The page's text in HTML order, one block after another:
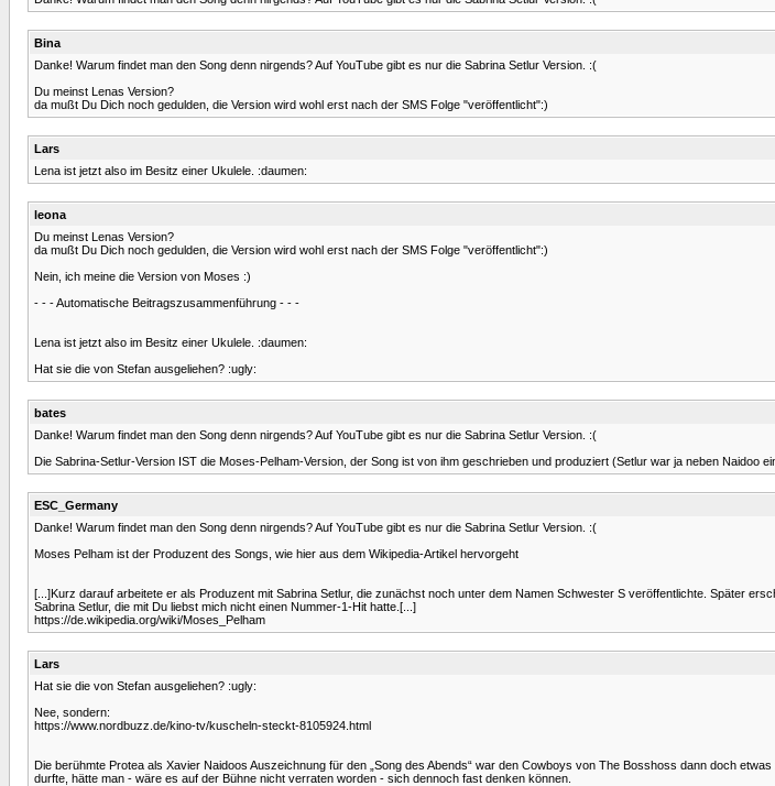
Bina
Danke! Warum findet man den Song denn nirgends? Auf YouTube gibt es nur die Sabrina Setlur Version. :(
Du meinst Lenas Version?
da mußt Du Dich noch gedulden, die Version wird wohl erst nach der SMS Folge "veröffentlicht":)
Lars
Lena ist jetzt also im Besitz einer Ukulele. :daumen:
leona
Du meinst Lenas Version?
da mußt Du Dich noch gedulden, die Version wird wohl erst nach der SMS Folge "veröffentlicht":)
Nein, ich meine die Version von Moses :)
- - - Automatische Beitragszusammenführung - - -
Lena ist jetzt also im Besitz einer Ukulele. :daumen:
Hat sie die von Stefan ausgeliehen? :ugly:
bates
Danke! Warum findet man den Song denn nirgends? Auf YouTube gibt es nur die Sabrina Setlur Version. :(
Die Sabrina-Setlur-Version IST die Moses-Pelham-Version, der Song ist von ihm geschrieben und produziert (Setlur war ja neben Naidoo
ESC_Germany
Danke! Warum findet man den Song denn nirgends? Auf YouTube gibt es nur die Sabrina Setlur Version. :(
Moses Pelham ist der Produzent des Songs, wie hier aus dem Wikipedia-Artikel hervorgeht
[...]Kurz darauf arbeitete er als Produzent mit Sabrina Setlur, die zunächst noch unter dem Namen Schwester S veröffentlichte. Später
Sabrina Setlur, die mit Du liebst mich nicht einen Nummer-1-Hit hatte.[...]
https://de.wikipedia.org/wiki/Moses_Pelham
Lars
Hat sie die von Stefan ausgeliehen? :ugly:
Nee, sondern:
https://www.nordbuzz.de/kino-tv/kuscheln-steckt-8105924.html
Die berühmte Protea als Xavier Naidoos Auszeichnung für den „Song des Abends“ war den Cowboys von The Bosshoss dann doch
durfte, hätte man - wäre es auf der Bühne nicht verraten worden - sich dennoch fast denken können.